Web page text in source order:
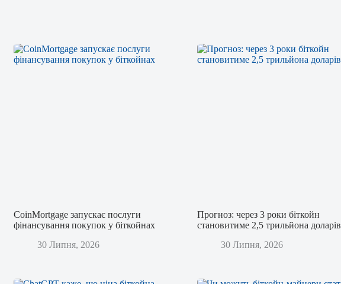
CoinMortgage запускає послуги
фінансування покупок у біткойнах
30 Липня, 2026
Прогноз: через 3 роки біткойн
становитиме 2,5 трильйона доларів
30 Липня, 2026